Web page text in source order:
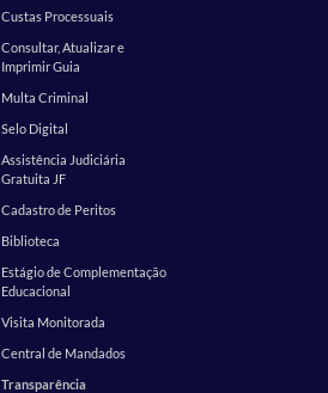
Custas Processuais
Consultar, Atualizar e
Imprimir Guia
Multa Criminal
Selo Digital
Assistência Judiciária
Gratuita JF
Cadastro de Peritos
Biblioteca
Estágio de Complementação
Educacional
Visita Monitorada
Central de Mandados
Transparência